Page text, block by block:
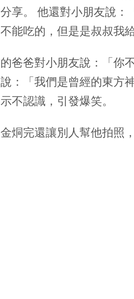
享。 他還對小朋友說：
能吃的，但是是叔叔我
爸爸對小朋友說：「你
：「我們是曾經的東方
不認識，引發爆笑。
烔完還讓別人幫他拍照